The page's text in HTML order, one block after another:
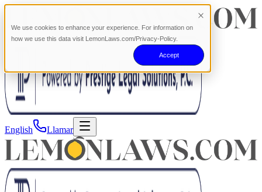
We use cookies to enhance your experience. For information on
how we use this data visit LemonLaws.com/Privacy-Policy.
Accept
English Llamar